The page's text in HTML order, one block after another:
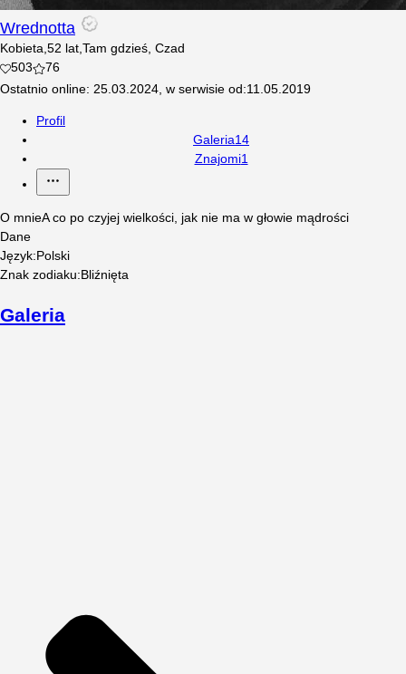
Wrednotta
Kobieta,52 lat,Tam gdzieś, Czad
503
76
Ostatnio online: 25.03.2024, w serwisie od:11.05.2019
Profil
Galeria14
Znajomi1
O mnieA co po czyjej wielkości, jak nie ma w głowie mądrości
Dane
Język:Polski
Znak zodiaku:Bliźnięta
Galeria